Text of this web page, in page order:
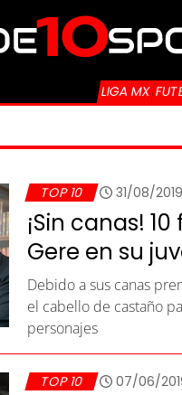
LIGA MX
TOP 10 31/08/2019
¡Sin canas!
Gere en su
Debido a sus canas
el cabello de castaño
personajes
TOP 10 07/06/